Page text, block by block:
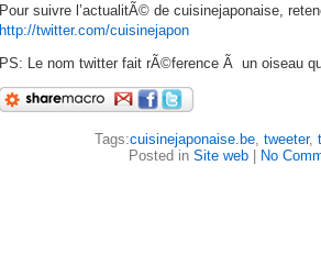
Pour suivre l’actualitÃ© de cuisinejaponaise,
http://twitter.com/cuisinejapon
PS: Le nom twitter fait rÃ©ference Ã un oiseau
Tags:cuisinejaponaise.be tweeter,
Posted in Site web No